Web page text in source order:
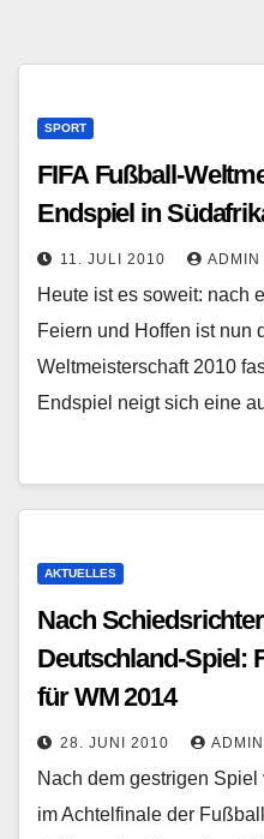
SPORT
FIFA Fußball-
Endspiel in
11. JULI 2010 ADMIN
Heute ist es soweit: nach
Feiern und Hoffen ist nun
Weltmeisterschaft 2010
Endspiel neigt sich eine
AKTUELLES
Nach
Deutschland-Spiel:
für WM 2014
28. JUNI 2010 ADMIN
Nach dem gestrigen
im Achtelfinale der